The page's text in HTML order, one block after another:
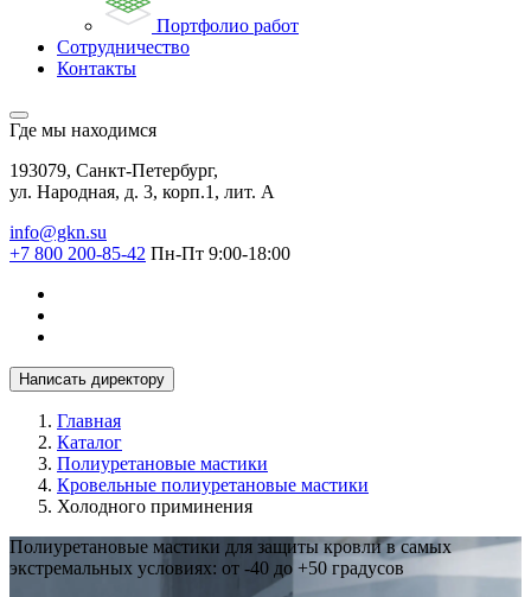
Портфолио работ
Сотрудничество
Контакты
Где мы находимся
193079, Санкт-Петербург,
ул. Народная, д. 3, корп.1, лит. А
info@gkn.su
+7 800 200-85-42 Пн-Пт 9:00-18:00
Написать директору
Главная
Каталог
Полиуретановые мастики
Кровельные полиуретановые мастики
Холодного приминения
Полиуретановые мастики для защиты кровли в самых
экстремальных условиях: от -40 до +50 градусов